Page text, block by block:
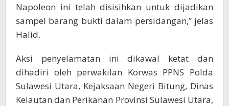
Napoleon ini telah disisihkan untuk dijadikan
sampel barang bukti dalam persidangan,” jelas
Halid.
Aksi penyelamatan ini dikawal ketat dan
dihadiri oleh perwakilan Korwas PPNS Polda
Sulawesi Utara, Kejaksaan Negeri Bitung, Dinas
Kelautan dan Perikanan Provinsi Sulawesi Utara,